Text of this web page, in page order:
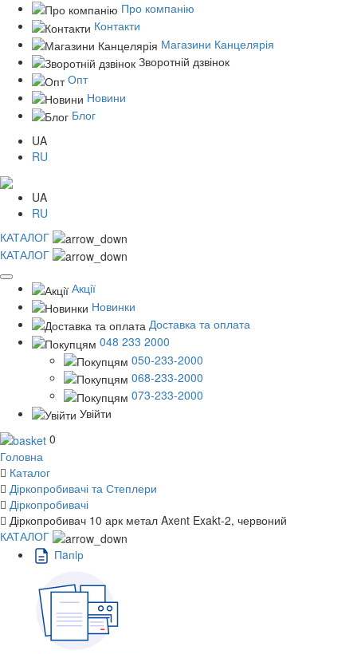
Про компанію
Контакти
Магазини Канцелярія
Зворотній дзвінок
Опт
Новини
Блог
UA
RU
UA
RU
КАТАЛОГ
КАТАЛОГ
Акції
Новинки
Доставка та оплата
048 233 2000
050-233-2000
068-233-2000
073-233-2000
Увійти
0
Головна
Каталог
Діркопробивачі та Степлери
Діркопробивачі
Діркопробивач 10 арк метал Axent Exakt-2, червоний
КАТАЛОГ
Пaпiр